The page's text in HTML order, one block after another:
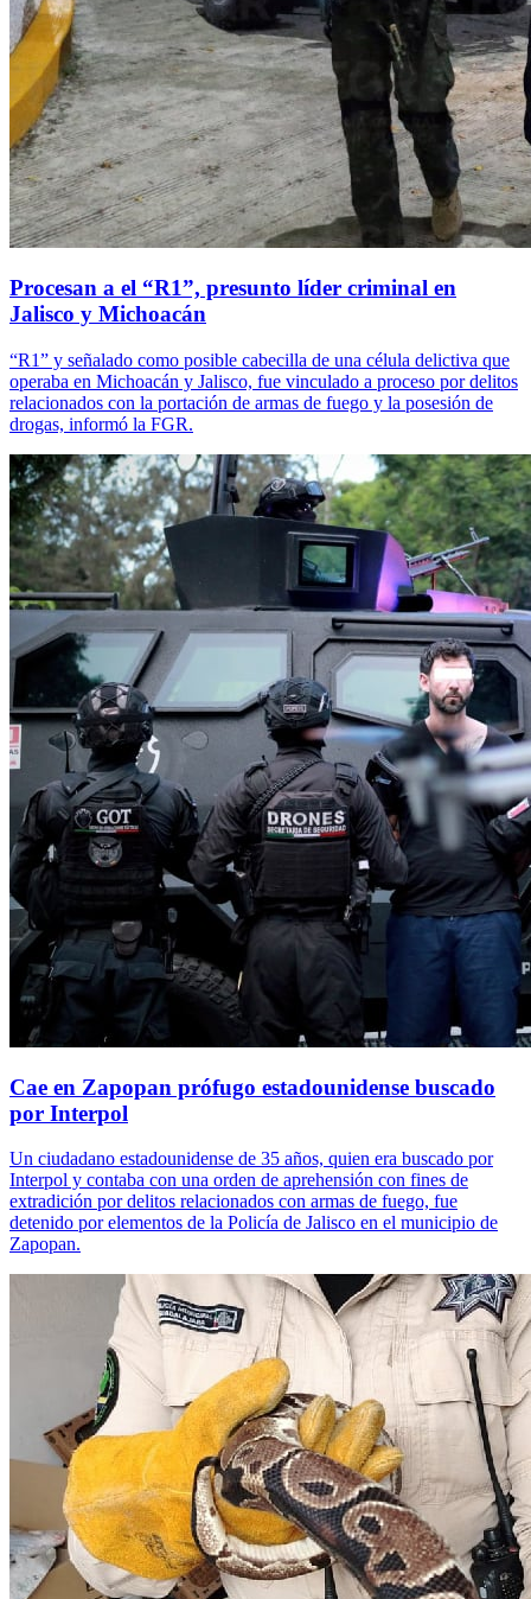
Procesan a el “R1”, presunto líder criminal en
Jalisco y Michoacán
“R1” y señalado como posible cabecilla de una célula delictiva que
operaba en Michoacán y Jalisco, fue vinculado a proceso por delitos
relacionados con la portación de armas de fuego y la posesión de
drogas, informó la FGR.
Cae en Zapopan prófugo estadounidense buscado
por Interpol
Un ciudadano estadounidense de 35 años, quien era buscado por
Interpol y contaba con una orden de aprehensión con fines de
extradición por delitos relacionados con armas de fuego, fue
detenido por elementos de la Policía de Jalisco en el municipio de
Zapopan.